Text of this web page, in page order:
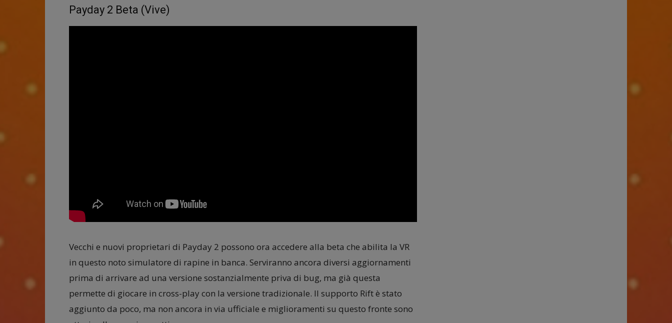
Payday 2 Beta (Vive)
Vecchi e nuovi proprietari di Payday 2 possono ora accedere alla beta che abilita la VR
in questo noto simulatore di rapine in banca. Serviranno ancora diversi aggiornamenti
prima di arrivare ad una versione sostanzialmente priva di bug, ma già questa
permette di giocare in cross-play con la versione tradizionale. Il supporto Rift è stato
aggiunto da poco, ma non ancora in via ufficiale e miglioramenti su questo fronte sono